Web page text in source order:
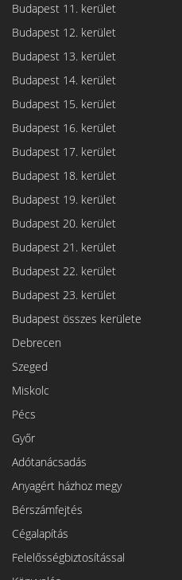
Budapest 11. kerület
Budapest 12. kerület
Budapest 13. kerület
Budapest 14. kerület
Budapest 15. kerület
Budapest 16. kerület
Budapest 17. kerület
Budapest 18. kerület
Budapest 19. kerület
Budapest 20. kerület
Budapest 21. kerület
Budapest 22. kerület
Budapest 23. kerület
Budapest összes kerülete
Debrecen
Szeged
Miskolc
Pécs
Győr
Adótanácsadás
Anyagért házhoz megy
Bérszámfejtés
Cégalapítás
Felelősségbiztosítással